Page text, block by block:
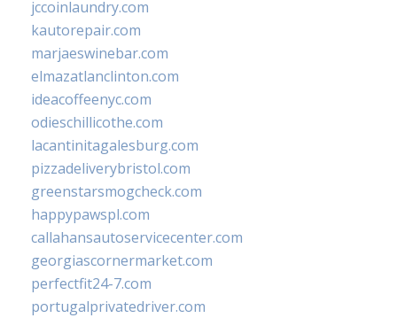
jccoinlaundry.com
kautorepair.com
marjaeswinebar.com
elmazatlanclinton.com
ideacoffeenyc.com
odieschillicothe.com
lacantinitagalesburg.com
pizzadeliverybristol.com
greenstarsmogcheck.com
happypawspl.com
callahansautoservicecenter.com
georgiascornermarket.com
perfectfit24-7.com
portugalprivatedriver.com